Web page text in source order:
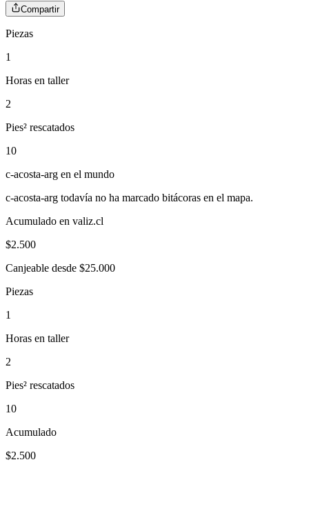
Compartir
Piezas
1
Horas en taller
2
Pies² rescatados
10
c-acosta-arg en el mundo
c-acosta-arg todavía no ha marcado bitácoras en el mapa.
Acumulado en valiz.cl
$2.500
Canjeable desde $25.000
Piezas
1
Horas en taller
2
Pies² rescatados
10
Acumulado
$2.500